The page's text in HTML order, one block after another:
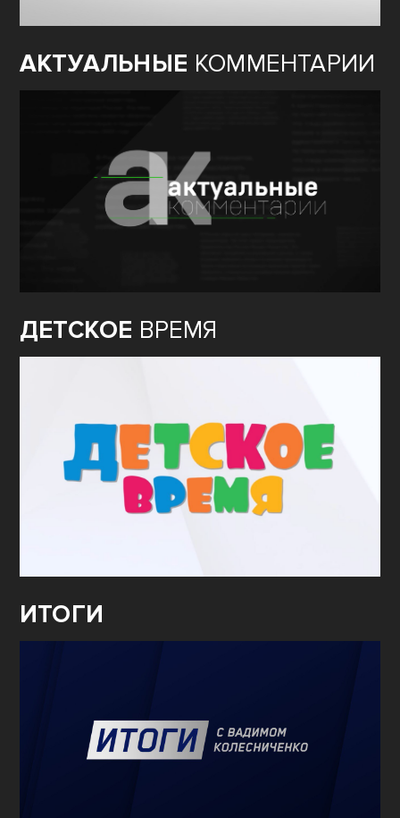
АКТУАЛЬНЫЕ КОММЕНТАРИИ
ДЕТСКОЕ ВРЕМЯ
ИТОГИ